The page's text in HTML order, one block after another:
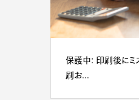
保護中: 印刷後にミ
刷お...